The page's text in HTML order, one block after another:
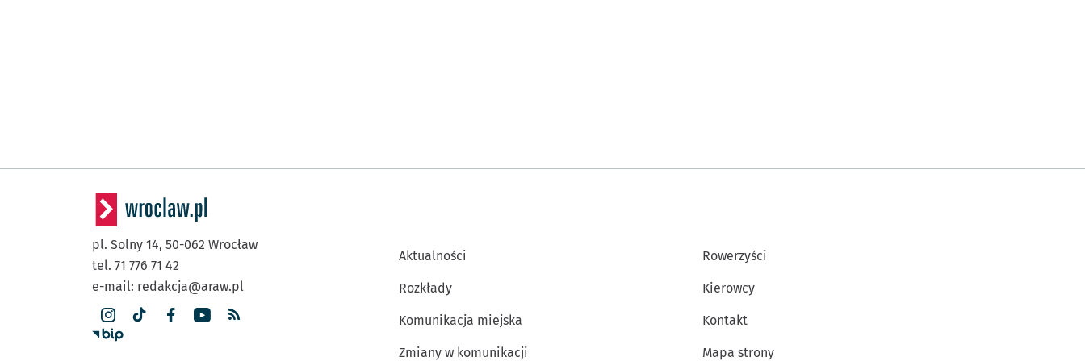
pl. Solny 14, 50-062 Wrocław
tel. 71 776 71 42
e-mail: redakcja@araw.pl
Aktualności
Rozkłady
Komunikacja miejska
Zmiany w komunikacji
Rowerzyści
Kierowcy
Kontakt
Mapa strony